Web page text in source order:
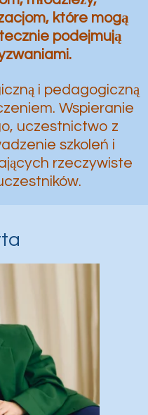
które mogą
podejmują
i pedagogiczną
Wspieranie
uczestnictwo z
szkoleń i
rzeczywiste